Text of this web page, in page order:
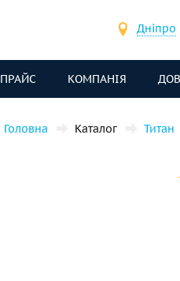
Дніпро
ПРАЙС КОМПАНІЯ
Головна Каталог Титан